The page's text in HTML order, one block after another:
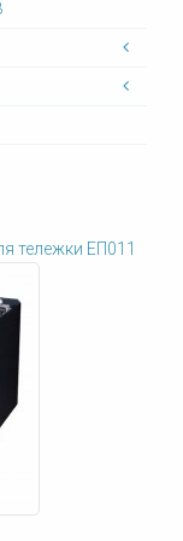
тележки ЕП011